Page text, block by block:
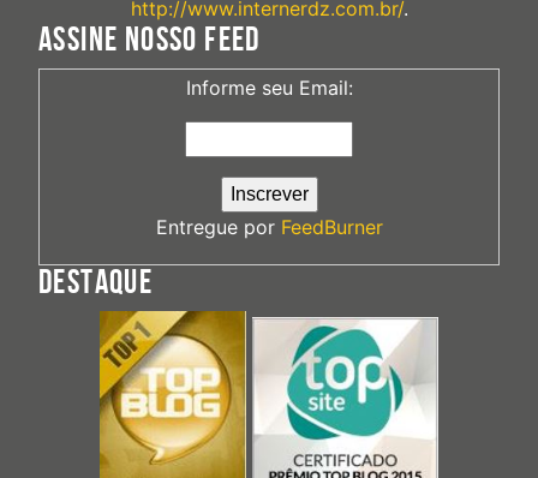
http://www.internerdz.com.br/.
ASSINE NOSSO FEED
Informe seu Email:
Entregue por FeedBurner
DESTAQUE